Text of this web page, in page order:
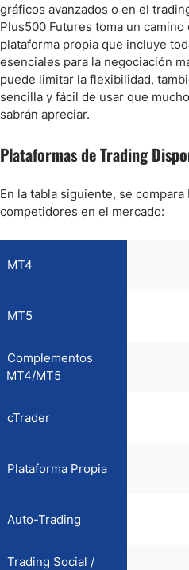
gráficos avanzados o en el
Plus500 Futures toma un
plataforma propia que incluye
esenciales para la negociación
puede limitar la flexibilidad,
sencilla y fácil de usar que
sabrán apreciar.
Plataformas de Trading
En la tabla siguiente, se
competidores en el mercado:
MT4
MT5
Complementos
MT4/MT5
cTrader
Plataforma Propia
Auto-Trading
Trading Social /